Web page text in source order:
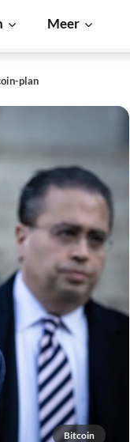
Meer
plan
Bitcoin